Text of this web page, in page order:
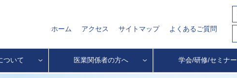
ホーム アクセス サイトマップ よくあるご質問
ついて 医業関係者の方へ 学会/研修/セミナー